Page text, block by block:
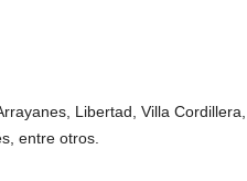
Libertad, Villa
entre otros.